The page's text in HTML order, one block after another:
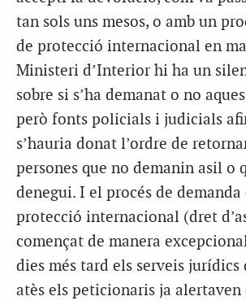
tan sols uns mesos, o amb un
de protecció internacional en
Ministeri d’Interior hi ha un
sobre si s’ha demanat o no
però fonts policials i judicials
s’hauria donat l’ordre de
persones que no demanin asil o
denegui. I el procés de demanda
protecció internacional (dret
començat de manera
dies més tard els serveis jurídics
atès els peticionaris ja alertaven